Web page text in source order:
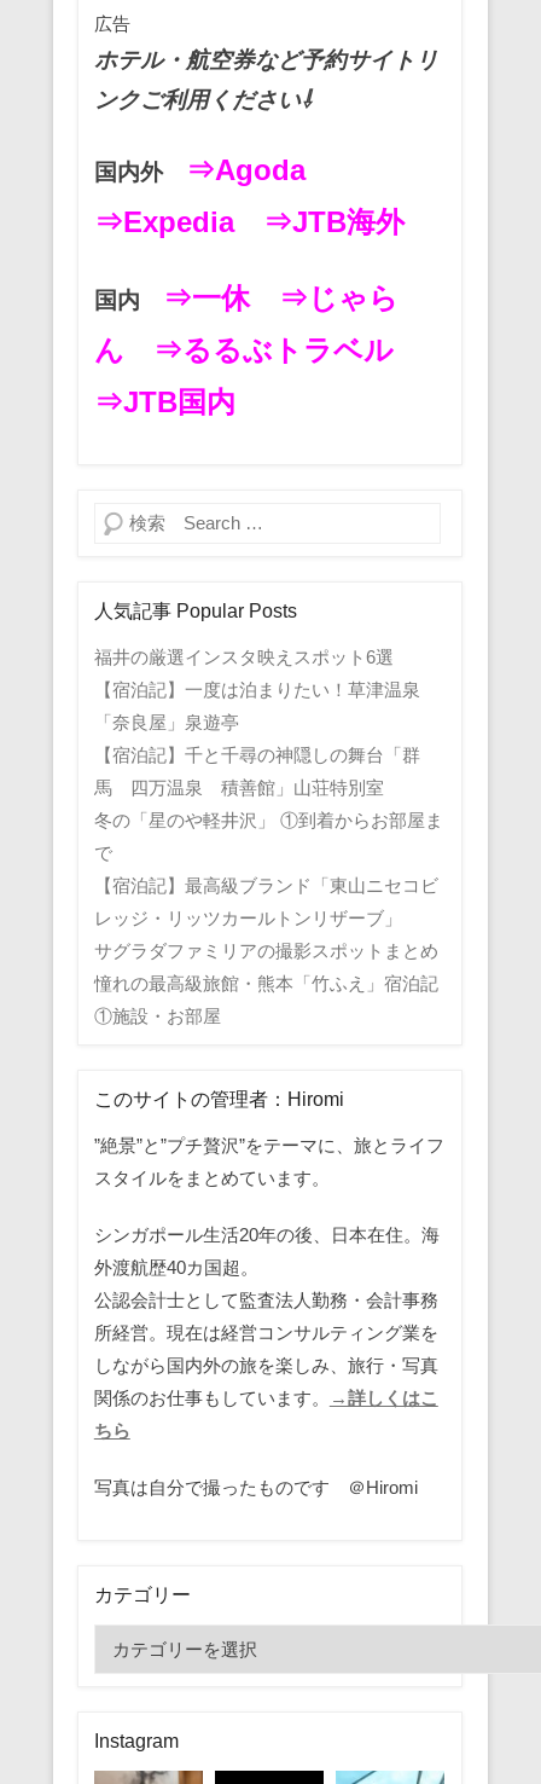
o
k
広告
ホテル・航空券など予約サイトリ
ンクご利用ください⇩
国内外
⇒Agoda
⇒Expedia
⇒JTB海外
国内 ⇒一休
⇒じゃら
ん
⇒るるぶトラベル
⇒JTB国内
検索
人気記事 Popular Posts
福井の厳選インスタ映えスポット6選
【宿泊記】一度は泊まりたい！草津温泉
「奈良屋」泉遊亭
【宿泊記】千と千尋の神隠しの舞台「群
馬 四万温泉 積善館」山荘特別室
冬の「星のや軽井沢」 ①到着からお部屋ま
で
【宿泊記】最高級ブランド「東山ニセコビ
レッジ・リッツカールトンリザーブ」
サグラダファミリアの撮影スポットまとめ
憧れの最高級旅館・熊本「竹ふえ」宿泊記
①施設・お部屋
このサイトの管理者：Hiromi
”絶景”と”プチ贅沢”をテーマに、旅とライフ
スタイルをまとめています。
シンガポール生活20年の後、日本在住。海
外渡航歴40カ国超。
公認会計士として監査法人勤務・会計事務
所経営。現在は経営コンサルティング業を
しながら国内外の旅を楽しみ、旅行・写真
関係のお仕事もしています。
→詳しくはこ
ちら
写真は自分で撮ったものです ＠Hiromi
カテゴリー
テ
リ
ー
Instagram